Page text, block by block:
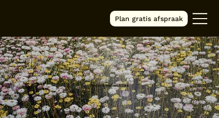
Plan gratis afspraak
Rouw & Verlies Stroe